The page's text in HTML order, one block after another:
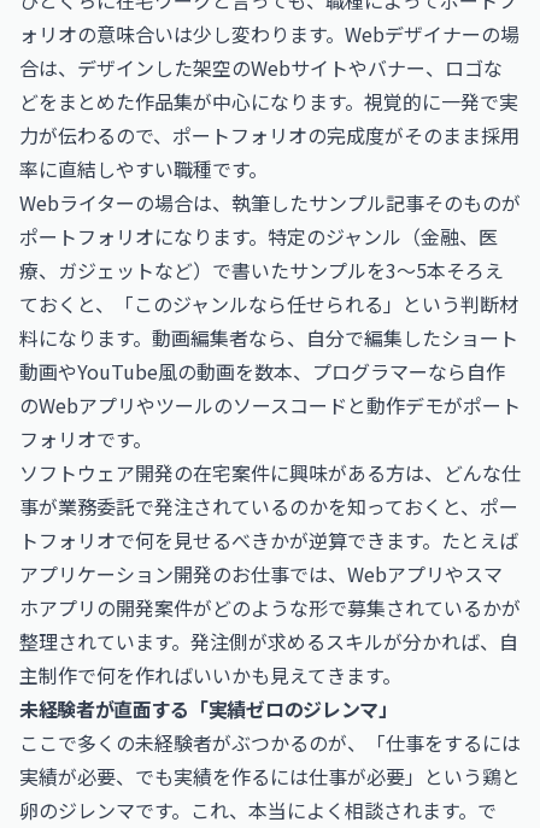
ォリオの意味合いは少し変わります。Webデザイナーの場
合は、デザインした架空のWebサイトやバナー、ロゴな
どをまとめた作品集が中心になります。視覚的に一発で実
力が伝わるので、ポートフォリオの完成度がそのまま採用
率に直結しやすい職種です。
Webライターの場合は、執筆したサンプル記事そのものが
ポートフォリオになります。特定のジャンル（金融、医
療、ガジェットなど）で書いたサンプルを3〜5本そろえ
ておくと、「このジャンルなら任せられる」という判断材
料になります。動画編集者なら、自分で編集したショート
動画やYouTube風の動画を数本、プログラマーなら自作
のWebアプリやツールのソースコードと動作デモがポート
フォリオです。
ソフトウェア開発の在宅案件に興味がある方は、どんな仕
事が業務委託で発注されているのかを知っておくと、ポー
トフォリオで何を見せるべきかが逆算できます。たとえば
アプリケーション開発のお仕事では、Webアプリやスマ
ホアプリの開発案件がどのような形で募集されているかが
整理されています。発注側が求めるスキルが分かれば、自
主制作で何を作ればいいかも見えてきます。
未経験者が直面する「実績ゼロのジレンマ」
ここで多くの未経験者がぶつかるのが、「仕事をするには
実績が必要、でも実績を作るには仕事が必要」という鶏と
卵のジレンマです。これ、本当によく相談されます。で